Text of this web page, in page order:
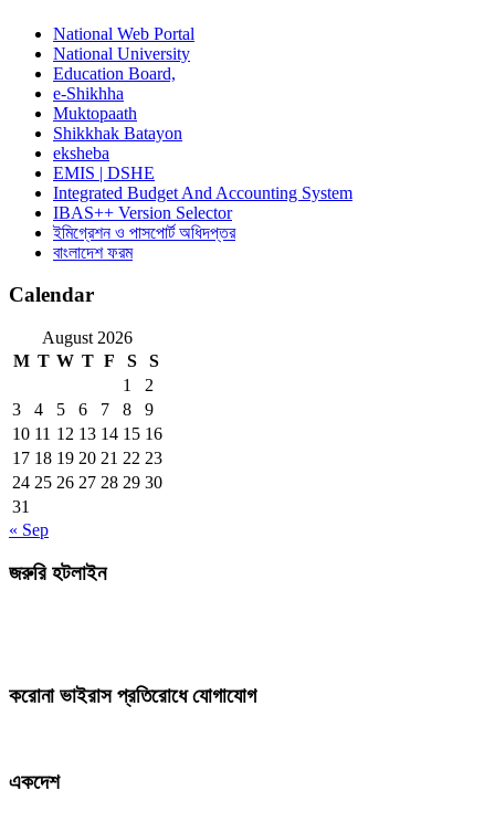
National Web Portal
National University
Education Board,
e-Shikhha
Muktopaath
Shikkhak Batayon
eksheba
EMIS | DSHE
Integrated Budget And Accounting System
IBAS++ Version Selector
ইমিগ্রেশন ও পাসপোর্ট অধিদপ্তর
বাংলাদেশ ফরম
Calendar
August 2026
M T W T F S
S
1
2
3
4 5 6 7 8
9
10 11 12 13 14 15 16
17 18 19 20 21 22 23
24 25 26 27 28 29 30
31
« Sep
জরুরি হটলাইন
করোনা ভাইরাস প্রতিরোধে যোগাযোগ
একদেশ